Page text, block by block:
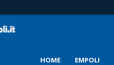
HOME EMPOLI